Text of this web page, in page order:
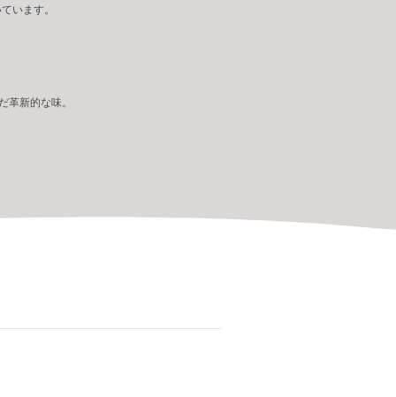
います。
新的な味。